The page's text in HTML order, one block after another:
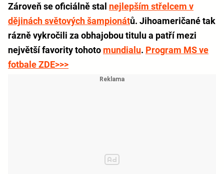
Zároveň se oficiálně stal nejlepším střelcem v
dějinách světových šampionátů. Jihoameričané tak
rázně vykročili za obhajobou titulu a patří mezi
největší favority tohoto mundialu. Program MS ve
fotbale ZDE>>>